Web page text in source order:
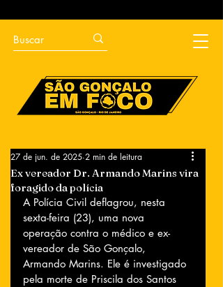
Ex vereador Dr. Armando Marins vira
foragido da polícia
27 de jun. de 2025 2 min de leitura
A Polícia Civil deflagrou, nesta
sexta-feira (23), uma nova
operação contra o médico e ex-
vereador de São Gonçalo,
Armando Marins. Ele é investigado
pela morte de Priscila dos Santos